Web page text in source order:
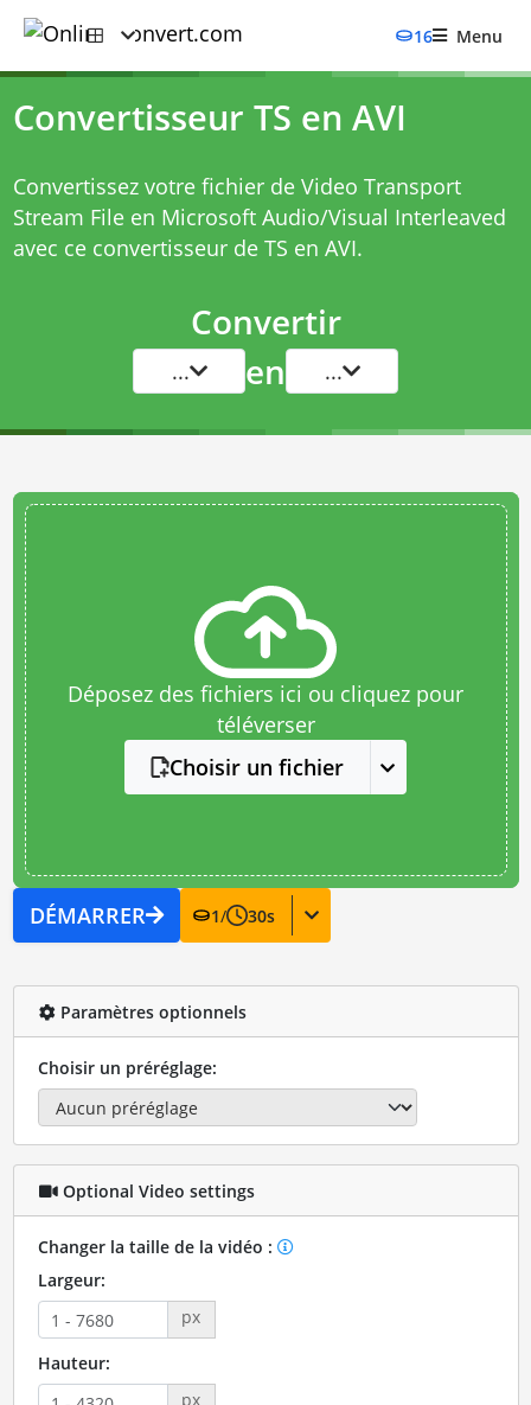
16 Menu
Convertisseur TS en AVI
Convertissez votre fichier de Video Transport
Stream File en Microsoft Audio/Visual Interleaved
avec ce convertisseur de TS en AVI.
Convertir
... en ...
Déposez des fichiers ici ou cliquez pour
téléverser
Choisir un fichier
DÉMARRER 1/ 30s
Paramètres optionnels
Choisir un préréglage:
Optional Video settings
Changer la taille de la vidéo :
Largeur:
px
Hauteur:
px